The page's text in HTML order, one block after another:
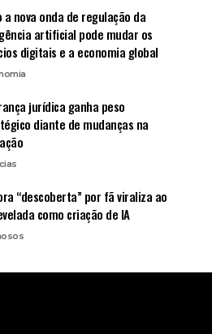
a nova onda de regulação da
artificial pode mudar os
digitais e a economia global
jurídica ganha peso
diante de mudanças na
“descoberta” por fã viraliza ao
como criação de IA